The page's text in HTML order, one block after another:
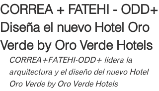
CORREA + FATEHI - ODD+
Diseña el nuevo Hotel Oro
Verde by Oro Verde Hotels
CORREA+FATEHI-ODD+ lidera la
arquitectura y el diseño del nuevo Hotel
Oro Verde by Oro Verde Hotels